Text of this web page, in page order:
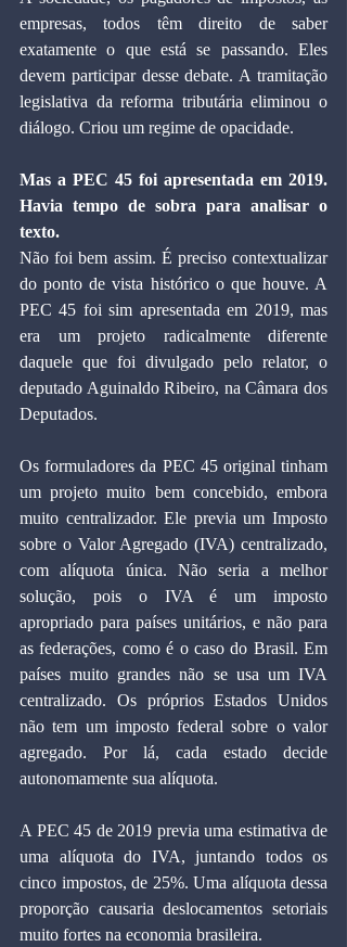
empresas, todos têm direito de saber
exatamente o que está se passando. Eles
devem participar desse debate. A tramitação
legislativa da reforma tributária eliminou o
diálogo. Criou um regime de opacidade.
Mas a PEC 45 foi apresentada em 2019.
Havia tempo de sobra para analisar o
texto.
Não foi bem assim. É preciso contextualizar
do ponto de vista histórico o que houve. A
PEC 45 foi sim apresentada em 2019, mas
era um projeto radicalmente diferente
daquele que foi divulgado pelo relator, o
deputado Aguinaldo Ribeiro, na Câmara dos
Deputados.
Os formuladores da PEC 45 original tinham
um projeto muito bem concebido, embora
muito centralizador. Ele previa um Imposto
sobre o Valor Agregado (IVA) centralizado,
com alíquota única. Não seria a melhor
solução, pois o IVA é um imposto
apropriado para países unitários, e não para
as federações, como é o caso do Brasil. Em
países muito grandes não se usa um IVA
centralizado. Os próprios Estados Unidos
não tem um imposto federal sobre o valor
agregado. Por lá, cada estado decide
autonomamente sua alíquota.
A PEC 45 de 2019 previa uma estimativa de
uma alíquota do IVA, juntando todos os
cinco impostos, de 25%. Uma alíquota dessa
proporção causaria deslocamentos setoriais
muito fortes na economia brasileira.